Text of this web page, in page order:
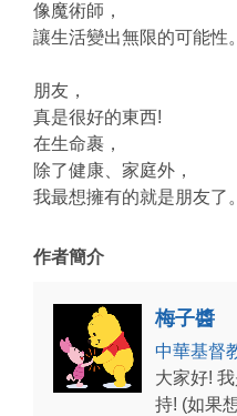
像魔術師，
讓生活變出無限的可能性。
朋友，
真是很好的東西!
在生命裹，
除了健康、家庭外，
我最想擁有的就是朋友了。
作者簡介
梅子醬
中華基督
大家好!
持! (如果